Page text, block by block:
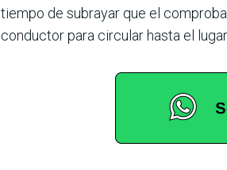
tiempo de subrayar que el
conductor para circular hasta el